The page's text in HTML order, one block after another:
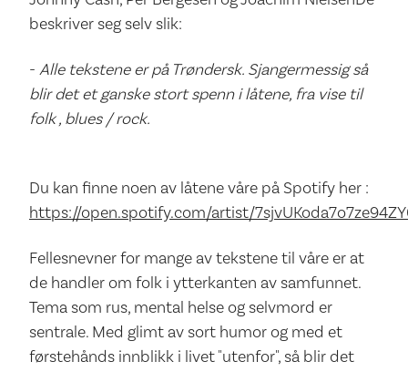
beskriver seg selv slik:
- Alle tekstene er på Trøndersk. Sjangermessig så
blir det et ganske stort spenn i låtene, fra vise til
folk , blues / rock.
Du kan finne noen av låtene våre på Spotify her :
https://open.spotify.com/artist/
Fellesnevner for mange av tekstene til våre er at
de handler om folk i ytterkanten av samfunnet.
Tema som rus, mental helse og selvmord er
sentrale. Med glimt av sort humor og med et
førstehånds innblikk i livet "utenfor", så blir det